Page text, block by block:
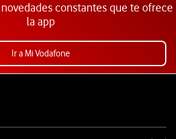
constantes que te ofrece
la app
Ir a Mi Vodafone
sociales de Vodafone